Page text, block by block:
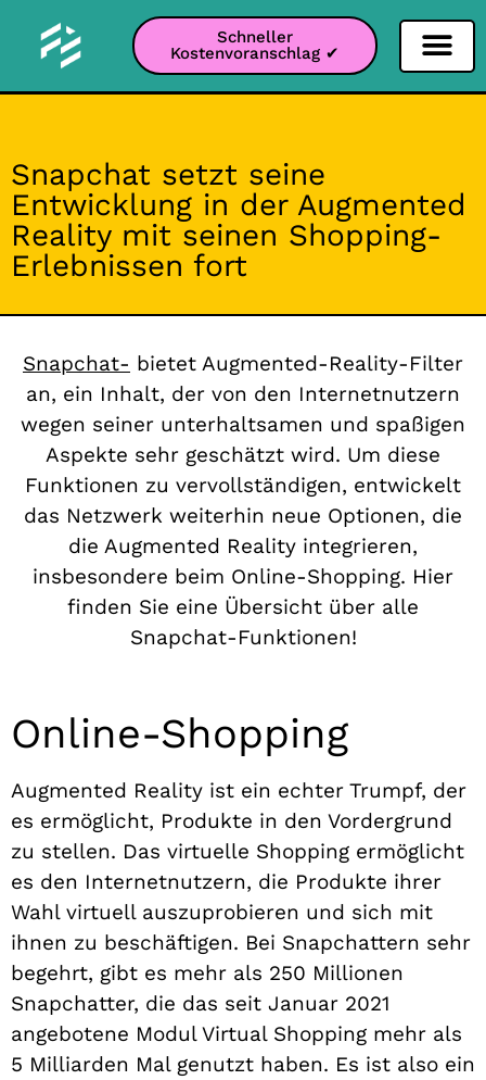
Schneller
Kostenvoranschlag ✔
Snapchat setzt seine
Entwicklung in der Augmented
Reality mit seinen Shopping-
Erlebnissen fort
Snapchat- bietet Augmented-Reality-Filter
an, ein Inhalt, der von den Internetnutzern
wegen seiner unterhaltsamen und spaßigen
Aspekte sehr geschätzt wird. Um diese
Funktionen zu vervollständigen, entwickelt
das Netzwerk weiterhin neue Optionen, die
die Augmented Reality integrieren,
insbesondere beim Online-Shopping. Hier
finden Sie eine Übersicht über alle
Snapchat-Funktionen!
Online-Shopping
Augmented Reality ist ein echter Trumpf, der
es ermöglicht, Produkte in den Vordergrund
zu stellen. Das virtuelle Shopping ermöglicht
es den Internetnutzern, die Produkte ihrer
Wahl virtuell auszuprobieren und sich mit
ihnen zu beschäftigen. Bei Snapchattern sehr
begehrt, gibt es mehr als 250 Millionen
Snapchatter, die das seit Januar 2021
angebotene Modul Virtual Shopping mehr als
5 Milliarden Mal genutzt haben. Es ist also ein